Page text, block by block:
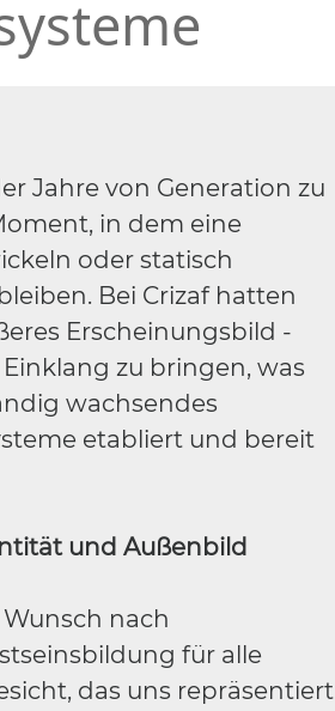
Jahre von Generation zu
in dem eine
oder statisch
Bei Crizaf hatten
Erscheinungsbild -
zu bringen, was
wachsendes
etabliert und bereit
und Außenbild
nach
für alle
das uns repräsentiert